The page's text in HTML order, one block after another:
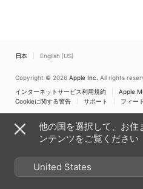
日本 English (US)
Copyright © 2026 Apple Inc. All rights
インターネットサービス利用規約
Apple
Cookieに関する警告
サポート フィー
他の国を選択して、お住
ンテンツをご覧ください
United States